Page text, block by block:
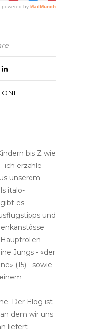
bis Z wie
ich erzähle
unserem
italo-
es
und
Jungs - «der
(15) - sowie
Der Blog ist
dem wir uns
liefert